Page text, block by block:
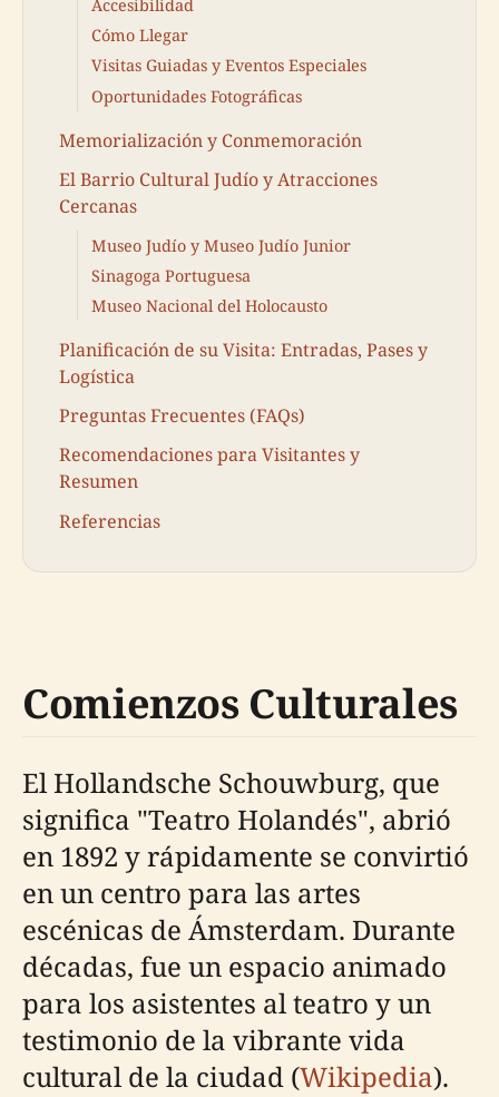
Accesibilidad
Cómo Llegar
Visitas Guiadas y Eventos Especiales
Oportunidades Fotográficas
Memorialización y Conmemoración
El Barrio Cultural Judío y Atracciones
Cercanas
Museo Judío y Museo Judío Junior
Sinagoga Portuguesa
Museo Nacional del Holocausto
Planificación de su Visita: Entradas, Pases y
Logística
Preguntas Frecuentes (FAQs)
Recomendaciones para Visitantes y
Resumen
Referencias
Comienzos Culturales
El Hollandsche Schouwburg, que
significa "Teatro Holandés", abrió
en 1892 y rápidamente se convirtió
en un centro para las artes
escénicas de Ámsterdam. Durante
décadas, fue un espacio animado
para los asistentes al teatro y un
testimonio de la vibrante vida
cultural de la ciudad (Wikipedia).